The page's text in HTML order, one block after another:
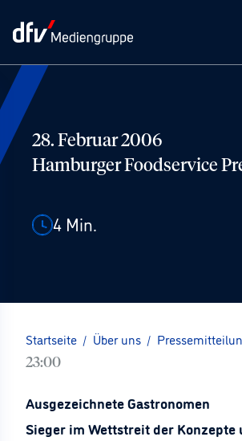
28. Februar 2006
Hamburger Foodservice
4 Min.
Startseite / Über uns /
23:00
Ausgezeichnete Gastronomen
Sieger im Wettstreit der Konzepte